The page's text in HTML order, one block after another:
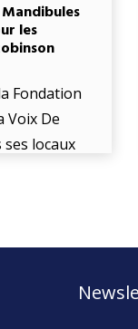
les
Fondation
Voix De
ses locaux